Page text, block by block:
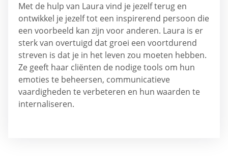
Met de hulp van Laura vind je jezelf terug en
ontwikkel je jezelf tot een inspirerend persoon die
een voorbeeld kan zijn voor anderen. Laura is er
sterk van overtuigd dat groei een voortdurend
streven is dat je in het leven zou moeten hebben.
Ze geeft haar cliënten de nodige tools om hun
emoties te beheersen, communicatieve
vaardigheden te verbeteren en hun waarden te
internaliseren.